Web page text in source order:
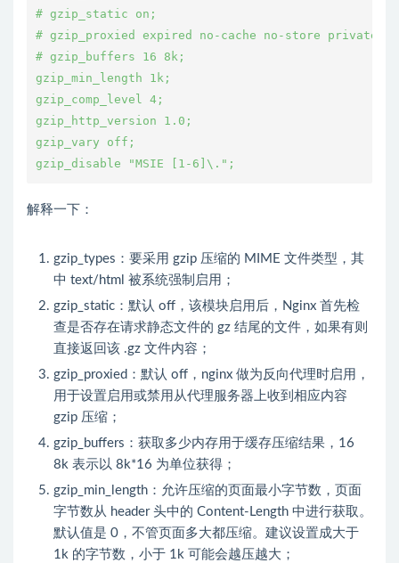
# gzip_static on;
# gzip_proxied expired no-cache no-store private
# gzip_buffers 16 8k;
gzip_min_length 1k;
gzip_comp_level 4;
gzip_http_version 1.0;
gzip_vary off;
gzip_disable "MSIE [1-6]\.";
解释一下：
gzip_types：要采用 gzip 压缩的 MIME 文件类型，其
中 text/html 被系统强制启用；
gzip_static：默认 off，该模块启用后，Nginx 首先检
查是否存在请求静态文件的 gz 结尾的文件，如果有则
直接返回该 .gz 文件内容；
gzip_proxied：默认 off，nginx 做为反向代理时启用，
用于设置启用或禁用从代理服务器上收到相应内容
gzip 压缩；
gzip_buffers：获取多少内存用于缓存压缩结果，16
8k 表示以 8k*16 为单位获得；
gzip_min_length：允许压缩的页面最小字节数，页面
字节数从 header 头中的 Content-Length 中进行获取。
默认值是 0，不管页面多大都压缩。建议设置成大于
1k 的字节数，小于 1k 可能会越压越大；